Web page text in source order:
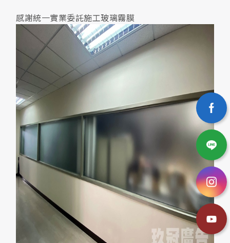
感謝統一實業委託施工玻璃霧膜